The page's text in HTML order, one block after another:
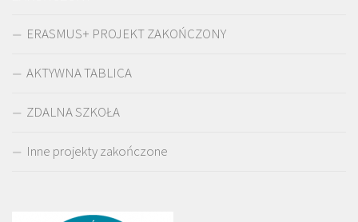
ERASMUS+ PROJEKT ZAKOŃCZONY
AKTYWNA TABLICA
ZDALNA SZKOŁA
Inne projekty zakończone